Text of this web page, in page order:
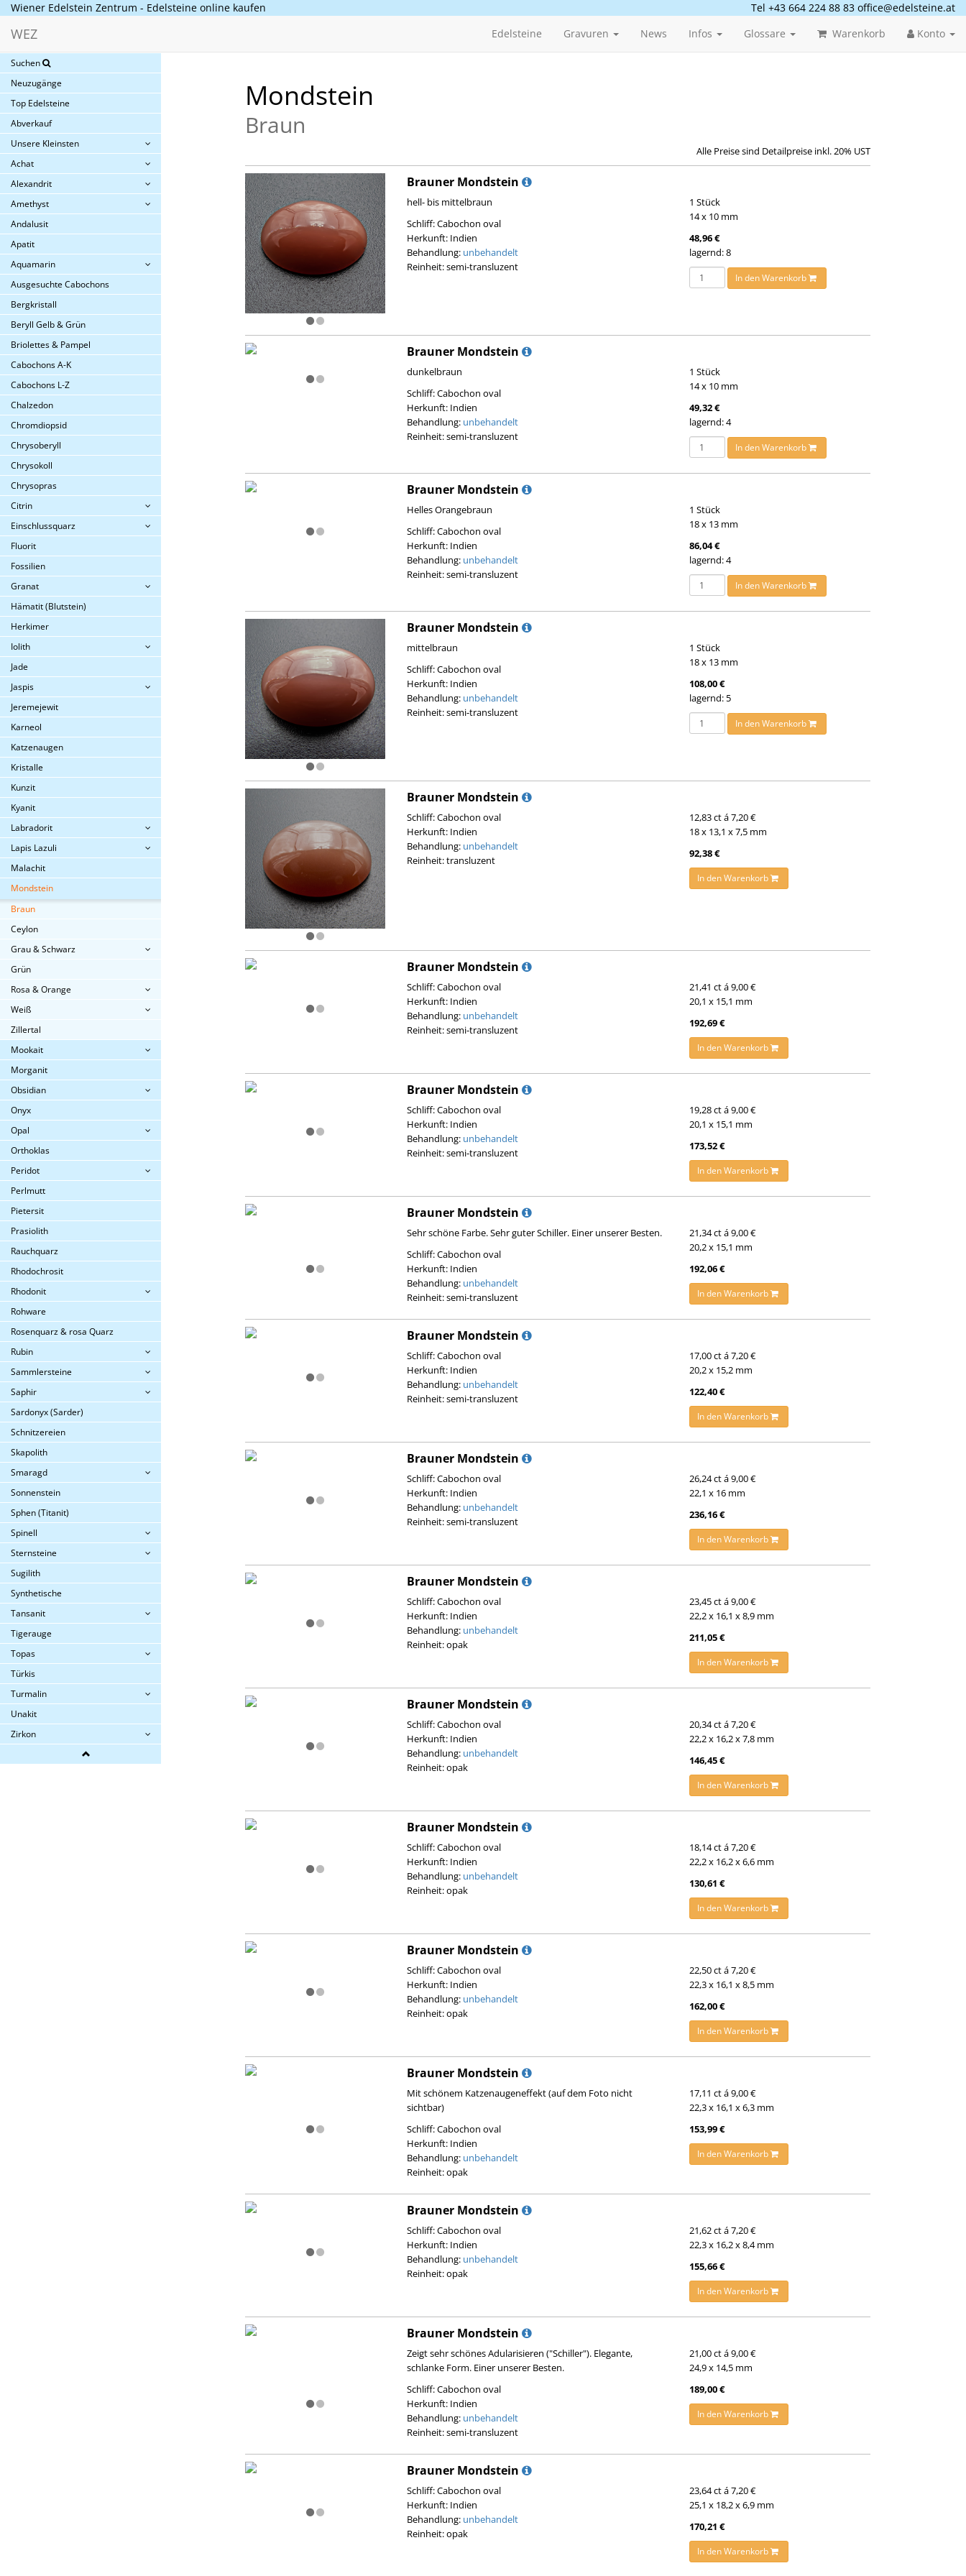
Wiener Edelstein Zentrum - Edelsteine online kaufen Tel +43 664 224 88 83 office@edelsteine.at
WEZ Edelsteine Gravuren News Infos Glossare Warenkorb Konto
Suchen
Neuzugänge
Top Edelsteine
Abverkauf
Unsere Kleinsten
Achat
Alexandrit
Amethyst
Andalusit
Apatit
Aquamarin
Ausgesuchte Cabochons
Bergkristall
Beryll Gelb & Grün
Briolettes & Pampel
Cabochons A-K
Cabochons L-Z
Chalzedon
Chromdiopsid
Chrysoberyll
Chrysokoll
Chrysopras
Citrin
Einschlussquarz
Fluorit
Fossilien
Granat
Hämatit (Blutstein)
Herkimer
Iolith
Jade
Jaspis
Jeremejewit
Karneol
Katzenaugen
Kristalle
Kunzit
Kyanit
Labradorit
Lapis Lazuli
Malachit
Mondstein
Braun
Ceylon
Grau & Schwarz
Grün
Rosa & Orange
Weiß
Zillertal
Mookait
Morganit
Obsidian
Onyx
Opal
Orthoklas
Peridot
Perlmutt
Pietersit
Prasiolith
Rauchquarz
Rhodochrosit
Rhodonit
Rohware
Rosenquarz & rosa Quarz
Rubin
Sammlersteine
Saphir
Sardonyx (Sarder)
Schnitzereien
Skapolith
Smaragd
Sonnenstein
Sphen (Titanit)
Spinell
Sternsteine
Sugilith
Synthetische
Tansanit
Tigerauge
Topas
Türkis
Turmalin
Unakit
Zirkon
Mondstein
Braun
Alle Preise sind Detailpreise inkl. 20% UST
Brauner Mondstein
hell- bis mittelbraun
Schliff: Cabochon oval
Herkunft: Indien
Behandlung: unbehandelt
Reinheit: semi-transluzent
1 Stück
14 x 10 mm
48,96 €
lagernd: 8
In den Warenkorb
Brauner Mondstein
dunkelbraun
Schliff: Cabochon oval
Herkunft: Indien
Behandlung: unbehandelt
Reinheit: semi-transluzent
1 Stück
14 x 10 mm
49,32 €
lagernd: 4
In den Warenkorb
Brauner Mondstein
Helles Orangebraun
Schliff: Cabochon oval
Herkunft: Indien
Behandlung: unbehandelt
Reinheit: semi-transluzent
1 Stück
18 x 13 mm
86,04 €
lagernd: 4
In den Warenkorb
Brauner Mondstein
mittelbraun
Schliff: Cabochon oval
Herkunft: Indien
Behandlung: unbehandelt
Reinheit: semi-transluzent
1 Stück
18 x 13 mm
108,00 €
lagernd: 5
In den Warenkorb
Brauner Mondstein
Schliff: Cabochon oval
Herkunft: Indien
Behandlung: unbehandelt
Reinheit: transluzent
12,83 ct á 7,20 €
18 x 13,1 x 7,5 mm
92,38 €
In den Warenkorb
Brauner Mondstein
Schliff: Cabochon oval
Herkunft: Indien
Behandlung: unbehandelt
Reinheit: semi-transluzent
21,41 ct á 9,00 €
20,1 x 15,1 mm
192,69 €
In den Warenkorb
Brauner Mondstein
Schliff: Cabochon oval
Herkunft: Indien
Behandlung: unbehandelt
Reinheit: semi-transluzent
19,28 ct á 9,00 €
20,1 x 15,1 mm
173,52 €
In den Warenkorb
Brauner Mondstein
Sehr schöne Farbe. Sehr guter Schiller. Einer unserer Besten.
Schliff: Cabochon oval
Herkunft: Indien
Behandlung: unbehandelt
Reinheit: semi-transluzent
21,34 ct á 9,00 €
20,2 x 15,1 mm
192,06 €
In den Warenkorb
Brauner Mondstein
Schliff: Cabochon oval
Herkunft: Indien
Behandlung: unbehandelt
Reinheit: semi-transluzent
17,00 ct á 7,20 €
20,2 x 15,2 mm
122,40 €
In den Warenkorb
Brauner Mondstein
Schliff: Cabochon oval
Herkunft: Indien
Behandlung: unbehandelt
Reinheit: semi-transluzent
26,24 ct á 9,00 €
22,1 x 16 mm
236,16 €
In den Warenkorb
Brauner Mondstein
Schliff: Cabochon oval
Herkunft: Indien
Behandlung: unbehandelt
Reinheit: opak
23,45 ct á 9,00 €
22,2 x 16,1 x 8,9 mm
211,05 €
In den Warenkorb
Brauner Mondstein
Schliff: Cabochon oval
Herkunft: Indien
Behandlung: unbehandelt
Reinheit: opak
20,34 ct á 7,20 €
22,2 x 16,2 x 7,8 mm
146,45 €
In den Warenkorb
Brauner Mondstein
Schliff: Cabochon oval
Herkunft: Indien
Behandlung: unbehandelt
Reinheit: opak
18,14 ct á 7,20 €
22,2 x 16,2 x 6,6 mm
130,61 €
In den Warenkorb
Brauner Mondstein
Schliff: Cabochon oval
Herkunft: Indien
Behandlung: unbehandelt
Reinheit: opak
22,50 ct á 7,20 €
22,3 x 16,1 x 8,5 mm
162,00 €
In den Warenkorb
Brauner Mondstein
Mit schönem Katzenaugeneffekt (auf dem Foto nicht
sichtbar)
Schliff: Cabochon oval
Herkunft: Indien
Behandlung: unbehandelt
Reinheit: opak
17,11 ct á 9,00 €
22,3 x 16,1 x 6,3 mm
153,99 €
In den Warenkorb
Brauner Mondstein
Schliff: Cabochon oval
Herkunft: Indien
Behandlung: unbehandelt
Reinheit: opak
21,62 ct á 7,20 €
22,3 x 16,2 x 8,4 mm
155,66 €
In den Warenkorb
Brauner Mondstein
Zeigt sehr schönes Adularisieren ("Schiller"). Elegante,
schlanke Form. Einer unserer Besten.
Schliff: Cabochon oval
Herkunft: Indien
Behandlung: unbehandelt
Reinheit: semi-transluzent
21,00 ct á 9,00 €
24,9 x 14,5 mm
189,00 €
In den Warenkorb
Brauner Mondstein
Schliff: Cabochon oval
Herkunft: Indien
Behandlung: unbehandelt
Reinheit: opak
23,64 ct á 7,20 €
25,1 x 18,2 x 6,9 mm
170,21 €
In den Warenkorb